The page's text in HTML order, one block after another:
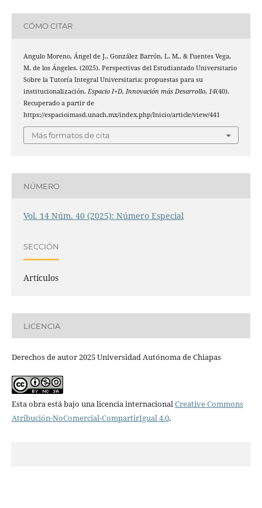
CÓMO CITAR
Angulo Moreno, Ángel de J., González Barrón, L. M., & Fuentes Vega,
M. de los Ángeles. (2025). Perspectivas del Estudiantado Universitario
Sobre la Tutoría Integral Universitaria: propuestas para su
institucionalización. Espacio I+D, Innovación más Desarrollo, 14(40).
Recuperado a partir de
https://espacioimasd.unach.mx/index.php/Inicio/article/view/441
Más formatos de cita
NÚMERO
Vol. 14 Núm. 40 (2025): Número Especial
SECCIÓN
Artículos
LICENCIA
Derechos de autor 2025 Universidad Autónoma de Chiapas
Esta obra está bajo una licencia internacionalCreative Commons
Atribución-NoComercial-CompartirIgual 4.0.